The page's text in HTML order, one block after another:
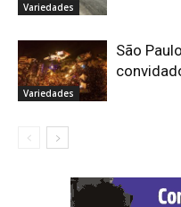
Variedades
Variedades
São